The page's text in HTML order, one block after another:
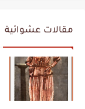
مقالات عشوائية